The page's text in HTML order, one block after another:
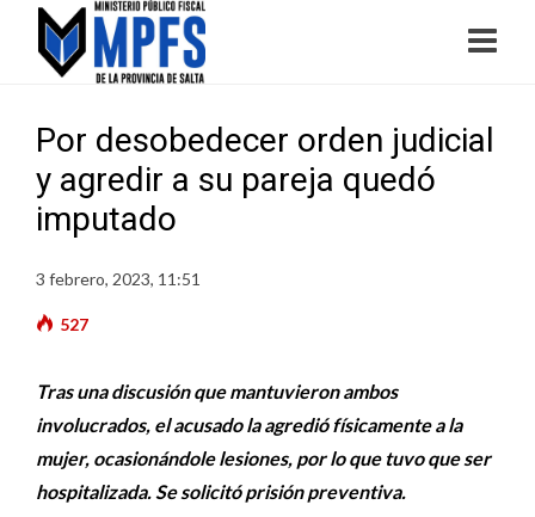
Por desobedecer orden judicial
y agredir a su pareja quedó
imputado
3 febrero, 2023, 11:51
527
Tras una discusión que mantuvieron ambos
involucrados, el acusado la agredió físicamente a la
mujer, ocasionándole lesiones, por lo que tuvo que ser
hospitalizada. Se solicitó prisión preventiva.